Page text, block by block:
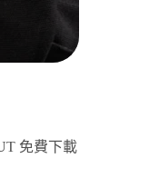
免費下載